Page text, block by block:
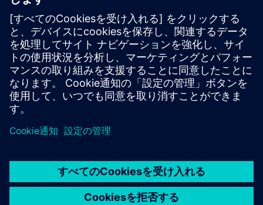
Simcenter Amesim software
Simcenter Amesimは、設計エンジニアがシステムの
性能を仮想的に評価・最適化できるメカトロニクス
システムシミュレーションプラットフォームです。